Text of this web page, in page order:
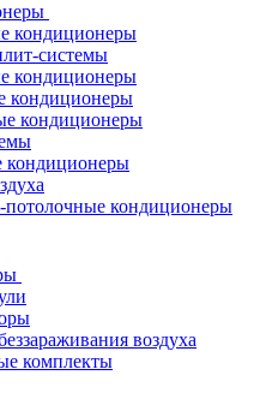
кондиционеры
системы
кондиционеры
кондиционеры
кондиционеры
кондиционеры
потолочные кондиционеры
воздуха
комплекты